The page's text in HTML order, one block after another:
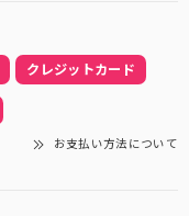
クレジットカード
お支払い方法について